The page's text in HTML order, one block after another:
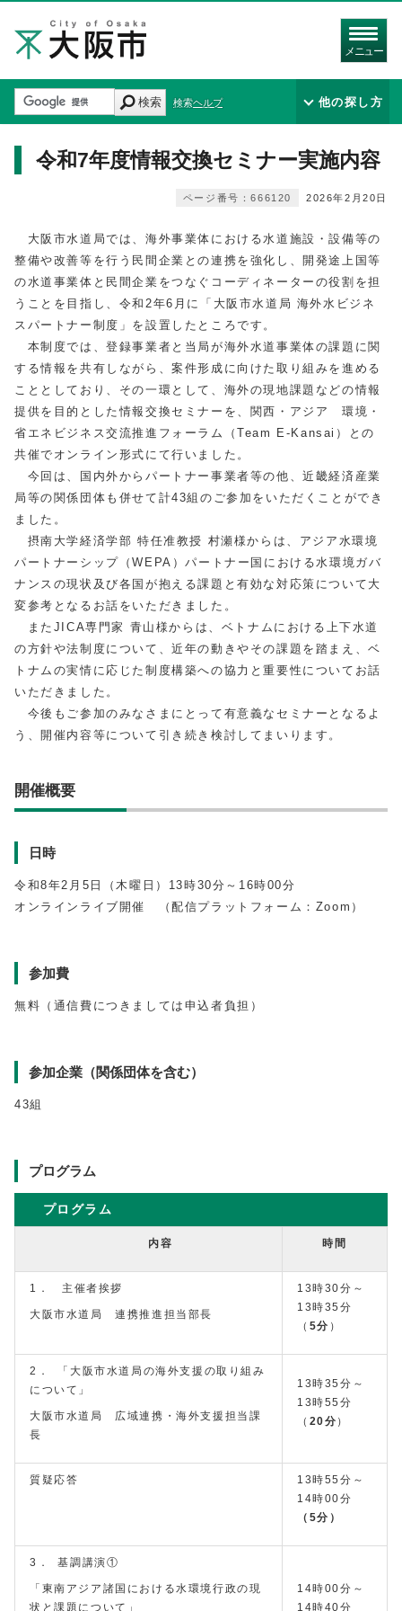
メニュー
検索 検索ヘルプ 他の探し方
令和7年度情報交換セミナー実施内容
2026年2月20日
ページ番号：666120
大阪市水道局では、海外事業体における水道施設・設備等の
整備や改善等を行う民間企業との連携を強化し、開発途上国等
の水道事業体と民間企業をつなぐコーディネーターの役割を担
うことを目指し、令和2年6月に「大阪市水道局 海外水ビジネ
スパートナー制度」を設置したところです。
本制度では、登録事業者と当局が海外水道事業体の課題に関
する情報を共有しながら、案件形成に向けた取り組みを進める
こととしており、その一環として、海外の現地課題などの情報
提供を目的とした情報交換セミナーを、関西・アジア 環境・
省エネビジネス交流推進フォーラム（Team E-Kansai）との
共催でオンライン形式にて行いました。
今回は、国内外からパートナー事業者等の他、近畿経済産業
局等の関係団体も併せて計43組のご参加をいただくことができ
ました。
摂南大学経済学部 特任准教授 村瀬様からは、アジア水環境
パートナーシップ（WEPA）パートナー国における水環境ガバ
ナンスの現状及び各国が抱える課題と有効な対応策について大
変参考となるお話をいただきました。
またJICA専門家 青山様からは、ベトナムにおける上下水道
の方針や法制度について、近年の動きやその課題を踏まえ、ベ
トナムの実情に応じた制度構築への協力と重要性についてお話
いただきました。
今後もご参加のみなさまにとって有意義なセミナーとなるよ
う、開催内容等について引き続き検討してまいります。
開催概要
日時
令和8年2月5日（木曜日）13時30分～16時00分
オンラインライブ開催 （配信プラットフォーム：Zoom）
参加費
無料（通信費につきましては申込者負担）
参加企業（関係団体を含む）
43組
プログラム
プログラム
内容 時間
1． 主催者挨拶
大阪市水道局 連携推進担当部長
13時30分～
13時35分
（ 5分 ）
2． 「大阪市水道局の海外支援の取り組み
について」
大阪市水道局 広域連携・海外支援担当課
長
13時35分～
13時55分
（ 20分 ）
質疑応答
13時55分～
14時00分
（5分）
3． 基調講演①
「東南アジア諸国における水環境行政の現
状と課題について」
14時00分～
14時40分